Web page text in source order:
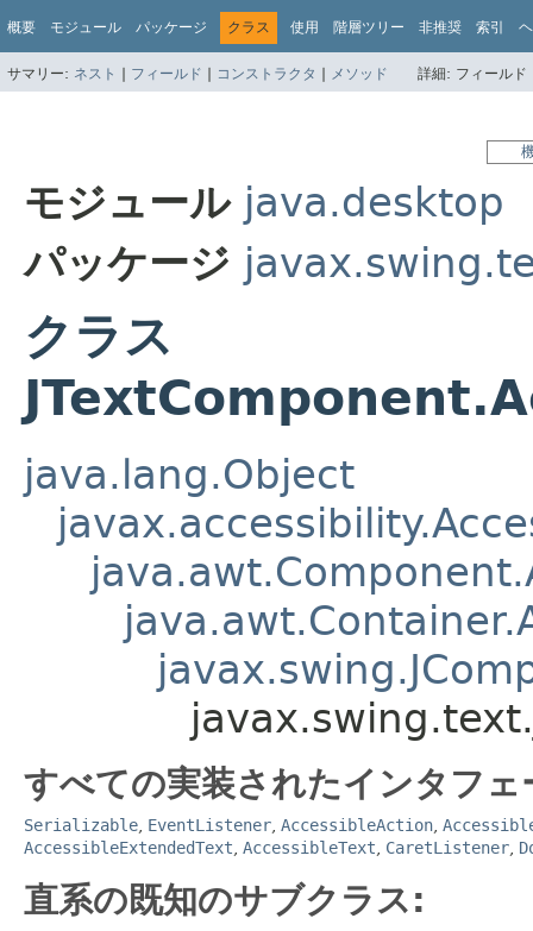
概要 モジュール パッケージ クラス 使用 階層ツリー 非推奨 索引
サマリー: ネスト | フィールド | コンストラクタ | メソッド 詳細: フィール
モジュール java.desktop
パッケージ
クラス
java.lang.Object
すべての実装されたインタフ
Serializable EventListener AccessibleAction
AccessibleExtendedText AccessibleText CaretListener
直系の既知のサブクラス: